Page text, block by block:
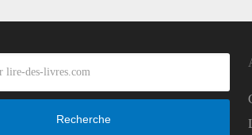
Recherche